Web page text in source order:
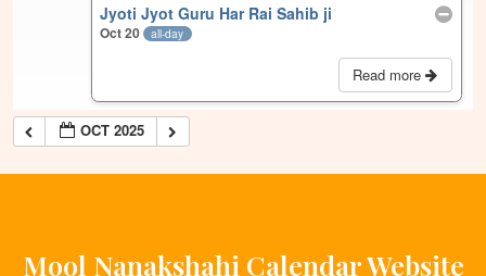
Jyoti Jyot Guru Har Rai Sahib ji
Oct 20 all-day
Read more
OCT 2025
Mool Nanakshahi Calendar Website